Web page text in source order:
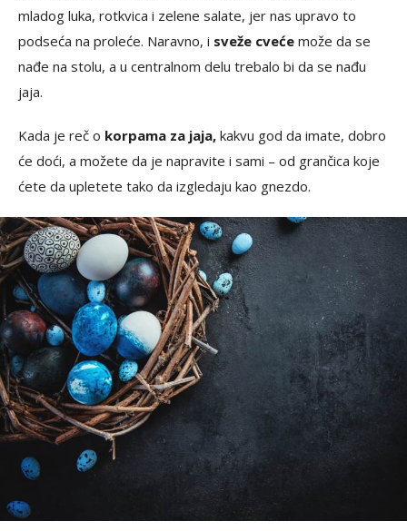
mladog luka, rotkvica i zelene salate, jer nas upravo to
podseća na proleće. Naravno, i sveže cveće može da se
nađe na stolu, a u centralnom delu trebalo bi da se nađu
jaja.
Kada je reč o korpama za jaja, kakvu god da imate, dobro
će doći, a možete da je napravite i sami – od grančica koje
ćete da upletete tako da izgledaju kao gnezdo.